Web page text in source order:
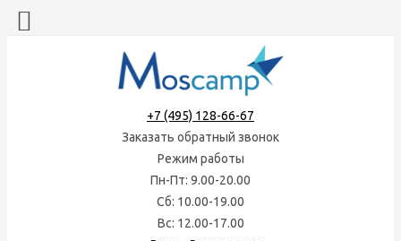
+7 (495) 128-66-67
Заказать обратный звонок
Режим работы
Пн-Пт: 9.00-20.00
Сб: 10.00-19.00
Вс: 12.00-17.00